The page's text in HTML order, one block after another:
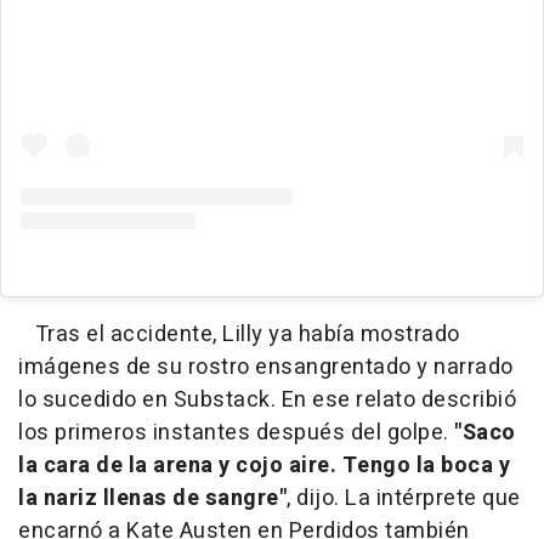
Tras el accidente, Lilly ya había mostrado
imágenes de su rostro ensangrentado y narrado
lo sucedido en Substack. En ese relato describió
los primeros instantes después del golpe. "Saco
la cara de la arena y cojo aire. Tengo la boca y
la nariz llenas de sangre", dijo. La intérprete que
encarnó a Kate Austen en Perdidos también